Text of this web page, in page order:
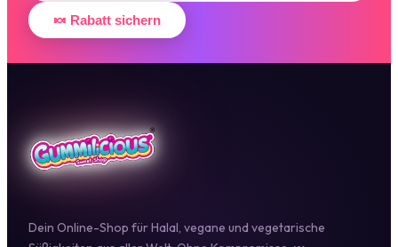
🍬 Rabatt sichern
Dein Online-Shop für Halal, vegane und vegetarische